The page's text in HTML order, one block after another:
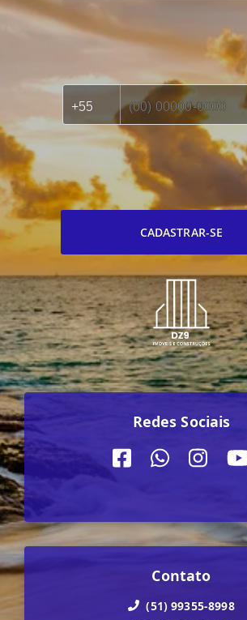
CADASTRAR-SE
Redes Sociais
Contato
(51) 99355-8998